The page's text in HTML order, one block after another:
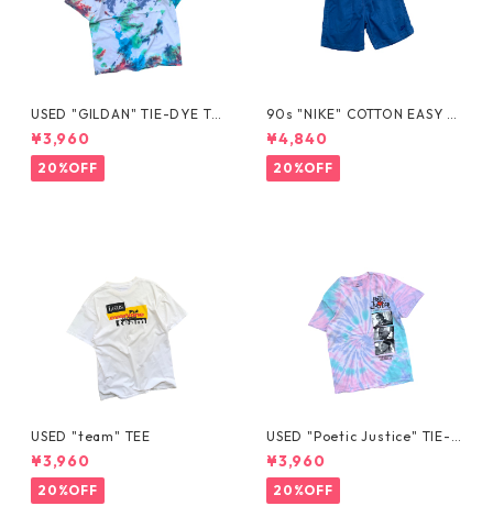
USED "GILDAN" TIE-DYE TE
E
¥3,960
20%OFF
90s "NIKE" COTTON EASY S
HORTS
¥4,840
20%OFF
USED "team" TEE
¥3,960
20%OFF
USED "Poetic Justice" TIE-D
YE TEE
¥3,960
20%OFF